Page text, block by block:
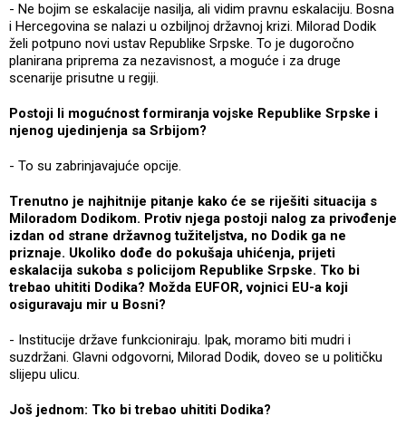
- Ne bojim se eskalacije nasilja, ali vidim pravnu eskalaciju. Bosna
i Hercegovina se nalazi u ozbiljnoj državnoj krizi. Milorad Dodik
želi potpuno novi ustav Republike Srpske. To je dugoročno
planirana priprema za nezavisnost, a moguće i za druge
scenarije prisutne u regiji.
Postoji li mogućnost formiranja vojske Republike Srpske i
njenog ujedinjenja sa Srbijom?
- To su zabrinjavajuće opcije.
Trenutno je najhitnije pitanje kako će se riješiti situacija s
Miloradom Dodikom. Protiv njega postoji nalog za privođenje
izdan od strane državnog tužiteljstva, no Dodik ga ne
priznaje. Ukoliko dođe do pokušaja uhićenja, prijeti
eskalacija sukoba s policijom Republike Srpske. Tko bi
trebao uhititi Dodika? Možda EUFOR, vojnici EU-a koji
osiguravaju mir u Bosni?
- Institucije države funkcioniraju. Ipak, moramo biti mudri i
suzdržani. Glavni odgovorni, Milorad Dodik, doveo se u političku
slijepu ulicu.
Još jednom: Tko bi trebao uhititi Dodika?